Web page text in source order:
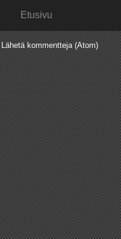
Etusivu
Lähetä kommentteja (Atom)